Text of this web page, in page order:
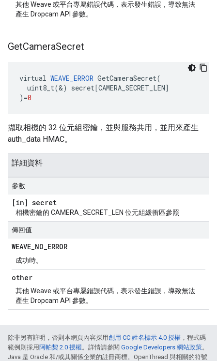
其他 Weave 或平台專屬錯誤代碼，表示發生錯誤，導致無法
產生 Dropcam API 參數。
GetCameraSecret
virtual WEAVE_ERROR GetCameraSecret(
uint8_t(&) secret[CAMERA_SECRET_LEN]
) =0
擷取相機的 32 位元組密鑰，並與服務共用，並用來產生
auth_data HMAC。
詳細資料
參數
[in] secret
相機密鑰的 CAMERA_SECRET_LEN 位元組緩衝區參照
傳回值
WEAVE_NO_ERROR
成功時。
other
其他 Weave 或平台專屬錯誤代碼，表示發生錯誤，導致無法
產生 Dropcam API 參數。
除非另有註明，否則本網頁內容採用創用 CC 姓名標示 4.0 授權 ，程式碼
範例則採用 阿帕契 2.0 授權。詳情請參閱 Google Developers 網站政策。
Java 是 Oracle 和/或其關係企業的註冊商標。OpenThread 與相關的符號